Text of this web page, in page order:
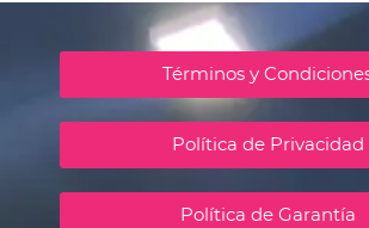
Términos y
Política de Privacidad
Política de Garantía